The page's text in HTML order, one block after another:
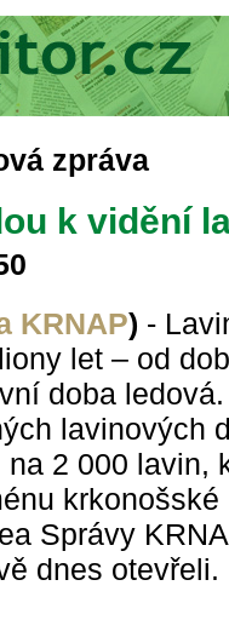
zpráva
k vidění
KRNAP) -
let – od
doba
lavinových
2 000 lavin,
Správy
dnes otevřeli.